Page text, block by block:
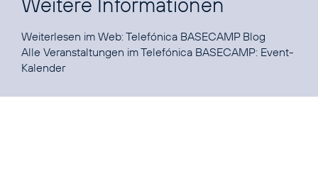
Weiterlesen im Web:Telefónica BASECAMP Blog
Alle Veranstaltungen im Telefónica BASECAMP: Event-
Kalender